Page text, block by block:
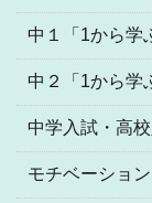
中１「1から学
中２「1から学
中学入試・高
モチベーショ